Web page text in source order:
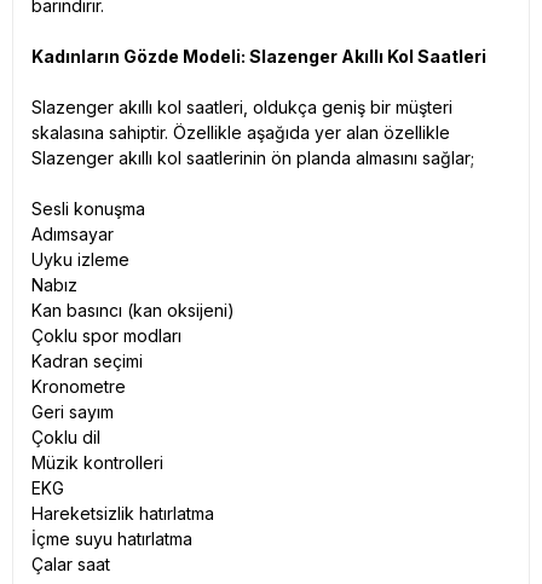
barındırır.
Kadınların Gözde Modeli: Slazenger Akıllı Kol Saatleri
Slazenger akıllı kol saatleri, oldukça geniş bir müşteri
skalasına sahiptir. Özellikle aşağıda yer alan özellikle
Slazenger akıllı kol saatlerinin ön planda almasını sağlar;
Sesli konuşma
Adımsayar
Uyku izleme
Nabız
Kan basıncı (kan oksijeni)
Çoklu spor modları
Kadran seçimi
Kronometre
Geri sayım
Çoklu dil
Müzik kontrolleri
EKG
Hareketsizlik hatırlatma
İçme suyu hatırlatma
Çalar saat